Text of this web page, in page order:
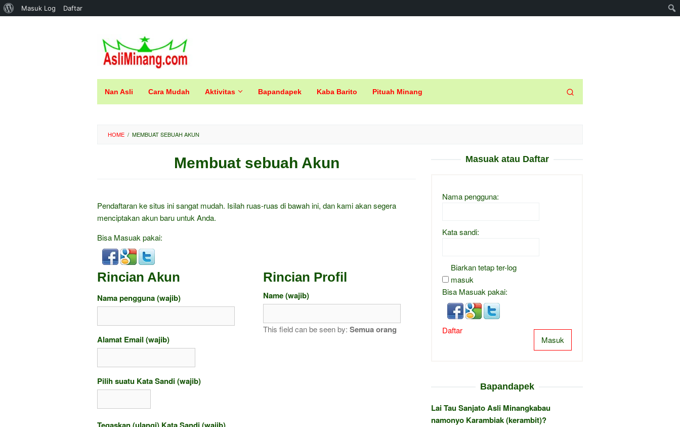
Tentang
Masuk Log Daftar
konten
Nan Asli Cara Mudah Aktivitas Bapandapek Kaba Barito Pituah Minang
HOME / MEMBUAT SEBUAH AKUN
Membuat sebuah Akun
Pendaftaran ke situs ini sangat mudah. Isilah ruas-ruas di bawah ini, dan kami akan segera
menciptakan akun baru untuk Anda.
Bisa Masuak pakai:
Rincian Akun
Nama pengguna (wajib)
Alamat Email (wajib)
Pilih suatu Kata Sandi (wajib)
Rincian Profil
Name(wajib)
This field can be seen by: Semua orang
Masuak atau Daftar
Nama pengguna:
Kata sandi:
Biarkan tetap ter-log
masuk
Bisa Masuak pakai:
Masuk
Daftar
Bapandapek
Lai Tau Sanjato Asli Minangkabau
namonyo Karambiak (kerambit)?